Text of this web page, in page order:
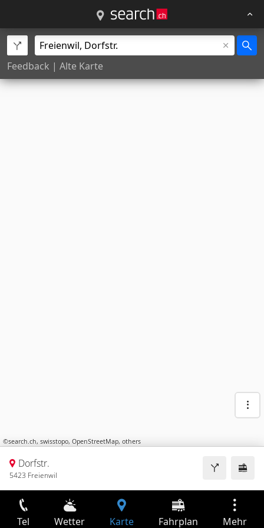
Feedback | Alte Karte
©search.ch, swisstopo, OpenStreetMap, others
Dorfstr.
5423 Freienwil
Tel Wetter Karte Fahrplan Mehr